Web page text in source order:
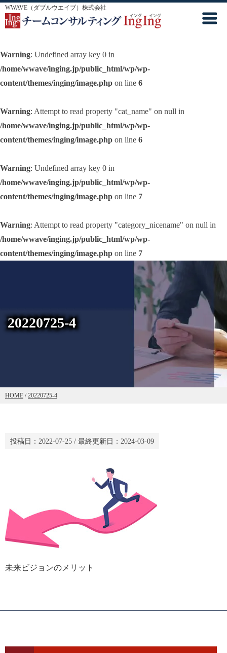
WWAVE（ダブルウエイブ）株式会社
Warning: Undefined array key 0 in
/home/wwave/inging.jp/public_html/wp/wp-
content/themes/inging/image.php on line 6
Warning: Attempt to read property "cat_name" on null in
/home/wwave/inging.jp/public_html/wp/wp-
content/themes/inging/image.php on line 6
Warning: Undefined array key 0 in
/home/wwave/inging.jp/public_html/wp/wp-
content/themes/inging/image.php on line 7
Warning: Attempt to read property "category_nicename" on null in
/home/wwave/inging.jp/public_html/wp/wp-
content/themes/inging/image.php on line 7
20220725-4
HOME /20220725-4
投稿日： 2022-07-25 / 最終更新日： 2024-03-09
未来ビジョンのメリット